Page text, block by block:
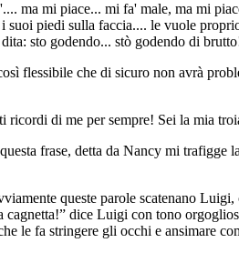
ma mi piace... mi fa' male, ma mi
piedi sulla faccia.... le vuole
sto godendo... stò godendo di
flessibile che di sicuro non avrà
di me per sempre! Sei la mia
frase, detta da Nancy mi trafigge
queste parole scatenano
dice Luigi con tono
le fa stringere gli occhi e ansimare